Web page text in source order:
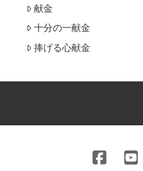
献金
十分の一献金
捧げる心献金